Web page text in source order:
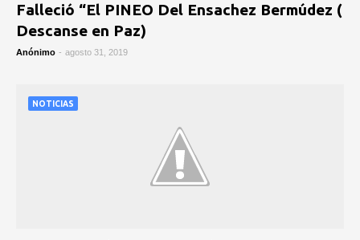
Falleció “El PINEO Del Ensachez Bermúdez (
Descanse en Paz)
Anónimo - agosto 31, 2019
NOTICIAS